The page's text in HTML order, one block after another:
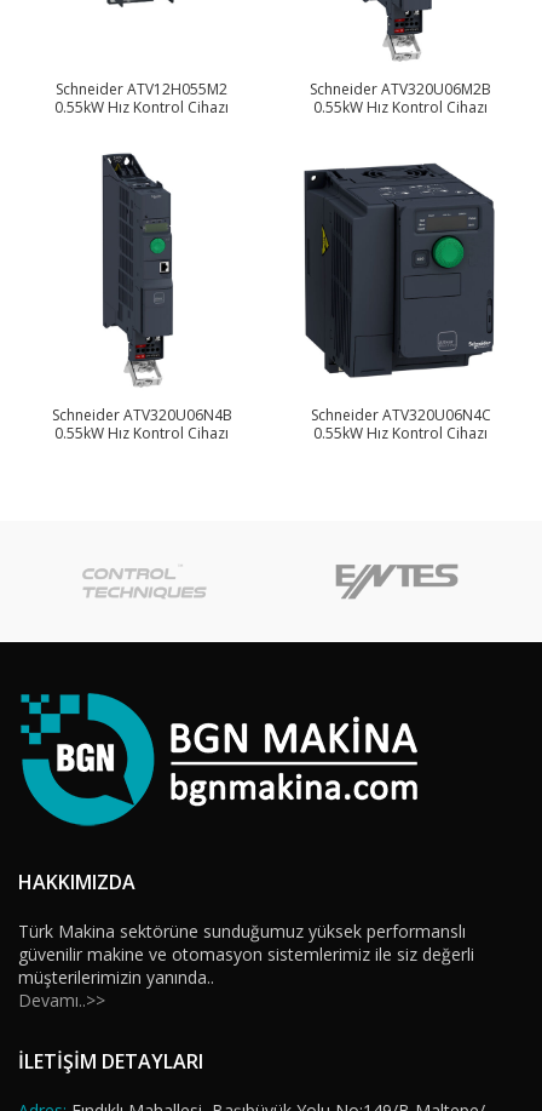
Schneider ATV12H055M2
0.55kW Hız Kontrol Cihazı
Schneider ATV320U06M2B
0.55kW Hız Kontrol Cihazı
Schneider ATV320U06N4B
0.55kW Hız Kontrol Cihazı
Schneider ATV320U06N4C
0.55kW Hız Kontrol Cihazı
HAKKIMIZDA
Türk Makina sektörüne sunduğumuz yüksek performanslı
güvenilir makine ve otomasyon sistemlerimiz ile siz değerli
müşterilerimizin yanında..
Devamı..>>
İLETİŞİM DETAYLARI